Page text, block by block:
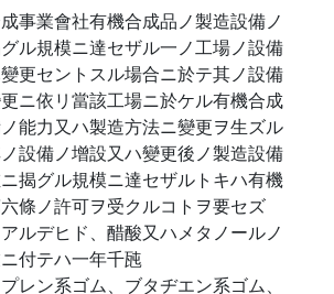
事業會社有機合成品ノ製造設備ノ
ル規模ニ達セザル一ノ工場ノ設備
更セントスル場合ニ於テ其ノ設備
ニ依リ當該工場ニ於ケル有機合成
能力又ハ製造方法ニ變更ヲ生ズル
設備ノ增設又ハ變更後ノ製造設備
揭グル規模ニ達セザルトキハ有機
條ノ許可ヲ受クルコトヲ要セズ
ルデヒド、醋酸又ハメタノールノ
付テハ一年千瓲
レン系ゴム、ブタヂエン系ゴム、